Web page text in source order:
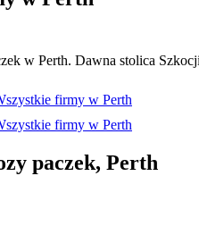
w Perth. Dawna stolica
firmy w Perth
firmy w Perth
paczek, Perth